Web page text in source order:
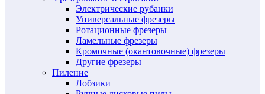
Электрические рубанки
Универсальные фрезеры
Ротационные фрезеры
Ламельные фрезеры
Кромочные (окантовочные) фрезеры
Другие фрезеры
Пиление
Лобзики